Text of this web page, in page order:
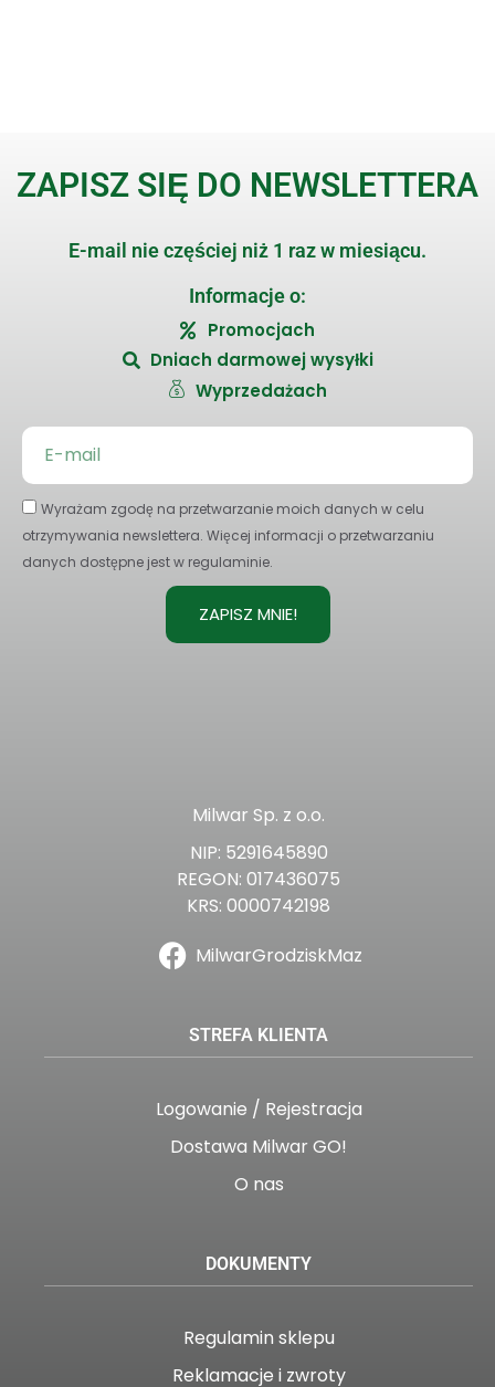
ZAPISZ SIĘ DO NEWSLETTERA
E-mail nie częściej niż 1 raz w miesiącu.
Informacje o:
Promocjach
Dniach darmowej wysyłki
Wyprzedażach
Wyrażam zgodę na przetwarzanie moich danych w celu
otrzymywania newslettera. Więcej informacji o przetwarzaniu
danych dostępne jest w regulaminie.
ZAPISZ MNIE!
Milwar Sp. z o.o.
NIP: 5291645890
REGON: 017436075
KRS: 0000742198
MilwarGrodziskMaz
STREFA KLIENTA
Logowanie / Rejestracja
Dostawa Milwar GO!
O nas
DOKUMENTY
Regulamin sklepu
Reklamacje i zwroty